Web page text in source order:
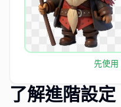
先使用
了解進階設定